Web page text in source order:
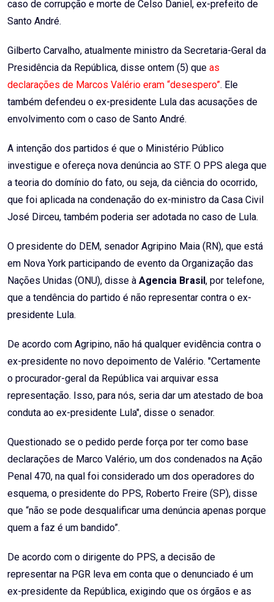
caso de corrupção e morte de Celso Daniel, ex-prefeito de
Santo André.
Gilberto Carvalho, atualmente ministro da Secretaria-Geral da
Presidência da República, disse ontem (5) que as
declarações de Marcos Valério eram “desespero”. Ele
também defendeu o ex-presidente Lula das acusações de
envolvimento com o caso de Santo André.
A intenção dos partidos é que o Ministério Público
investigue e ofereça nova denúncia ao STF. O PPS alega que
a teoria do domínio do fato, ou seja, da ciência do ocorrido,
que foi aplicada na condenação do ex-ministro da Casa Civil
José Dirceu, também poderia ser adotada no caso de Lula.
O presidente do DEM, senador Agripino Maia (RN), que está
em Nova York participando de evento da Organização das
Nações Unidas (ONU), disse à Agencia Brasil, por telefone,
que a tendência do partido é não representar contra o ex-
presidente Lula.
De acordo com Agripino, não há qualquer evidência contra o
ex-presidente no novo depoimento de Valério. "Certamente
o procurador-geral da República vai arquivar essa
representação. Isso, para nós, seria dar um atestado de boa
conduta ao ex-presidente Lula", disse o senador.
Questionado se o pedido perde força por ter como base
declarações de Marco Valério, um dos condenados na Ação
Penal 470, na qual foi considerado um dos operadores do
esquema, o presidente do PPS, Roberto Freire (SP), disse
que “não se pode desqualificar uma denúncia apenas porque
quem a faz é um bandido”.
De acordo com o dirigente do PPS, a decisão de
representar na PGR leva em conta que o denunciado é um
ex-presidente da República, exigindo que os órgãos e as